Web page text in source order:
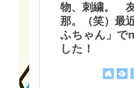
物、刺繍。
那。（笑）最
ふちゃん」で
した！